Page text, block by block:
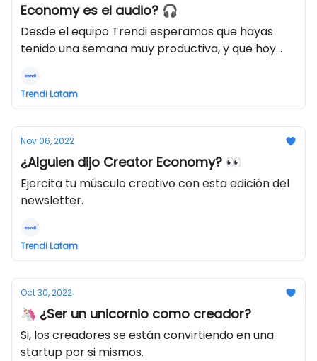
Economy es el audio? 🎧
Desde el equipo Trendi esperamos que hayas
tenido una semana muy productiva, y que hoy
o quizás sea un buen día para seguir trabajando
en tus metas ✨.
Trendi Latam
Nov 06, 2022
¿Alguien dijo Creator Economy? 👀
Ejercita tu músculo creativo con esta edición del
newsletter.
Trendi Latam
Oct 30, 2022
🦄 ¿Ser un unicornio como creador?
Si, los creadores se están convirtiendo en una
startup por si mismos.